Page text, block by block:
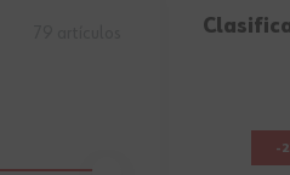
productos
-